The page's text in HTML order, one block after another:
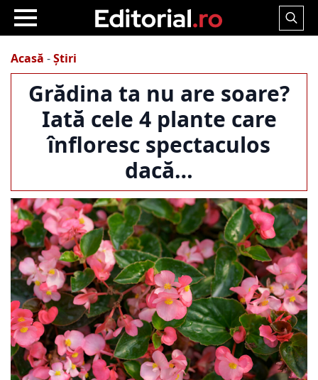
Search
Acasă -Știri
Grădina ta nu are soare?
Iată cele 4 plante care
înfloresc spectaculos
dacă…